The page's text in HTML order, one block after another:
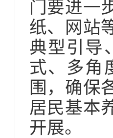
门要进一
纸、网站
典型引导
式、多角
围，确保
居民基本
开展。